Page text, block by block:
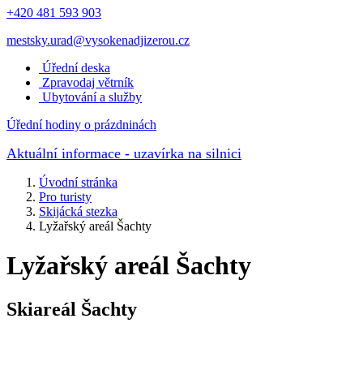
+420 481 593 903
mestsky.urad@vysokenadjizerou.cz
Úřední deska
Zpravodaj větrník
Ubytování a služby
Úřední hodiny o prázdninách
Aktuální informace - uzavírka na silnici
Úvodní stránka
Pro turisty
Skijácká stezka
Lyžařský areál Šachty
Lyžařský areál Šachty
Skiareál Šachty